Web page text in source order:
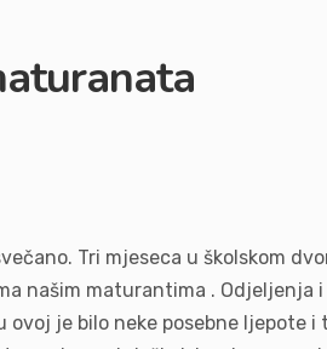
Tri mjeseca u školskom
našim maturantima .
je bilo neke posebne ljepote i